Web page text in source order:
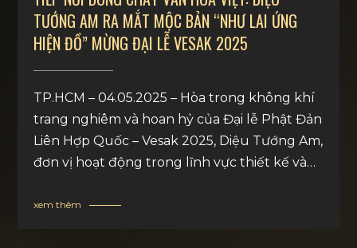
TƯỚNG AM RA MẮT MỘC BẢN “NHƯ LAI ỨNG
HIỆN ĐỒ” MỪNG ĐẠI LỄ VESAK 2025
TP.HCM – 04.05.2025 – Hòa trong không khí
trang nghiêm và hoan hỷ của Đại lễ Phật Đản
Liên Hợp Quốc – Vesak 2025, Diệu Tướng Am,
đơn vị hoạt động trong lĩnh vực thiết kế và
long trọng tổ chức lễ khai mạc Tuần lễ Triển
xem thêm